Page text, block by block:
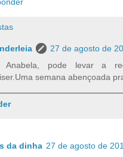
27 de agosto de
Anabela, pode levar a
semana abençoada
da dinha 27 de agosto de